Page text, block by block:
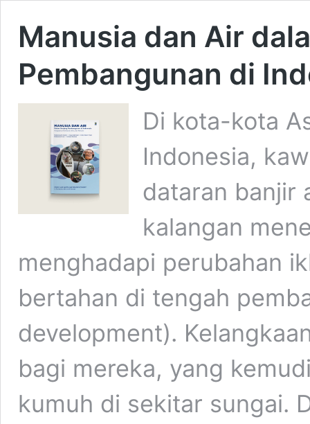
Manusia dan Air
Pembangunan di
Di kota-kota
Indonesia,
dataran banjir
kalangan
menghadapi perubahan
bertahan di tengah
development).
bagi mereka, yang
kumuh di sekitar sungai.